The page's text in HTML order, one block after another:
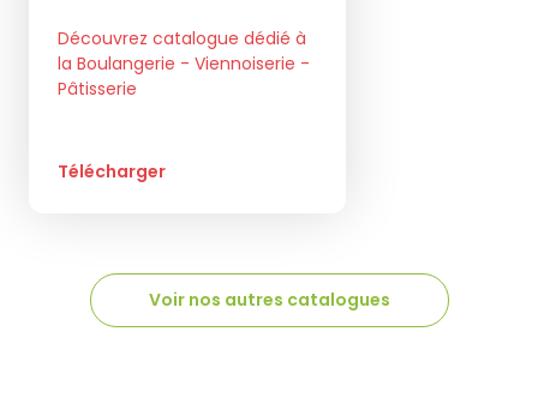
Découvrez catalogue dédié à
la Boulangerie - Viennoiserie -
Pâtisserie
Télécharger
Voir nos autres catalogues